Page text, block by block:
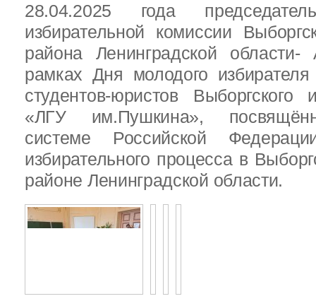
28.04.2025 года
избирательной комиссии
района Ленинградской
рамках Дня молодого
студентов-юристов Выборгского
«ЛГУ им.Пушкина»,
системе Российской
избирательного процесса в
районе Ленинградской области.